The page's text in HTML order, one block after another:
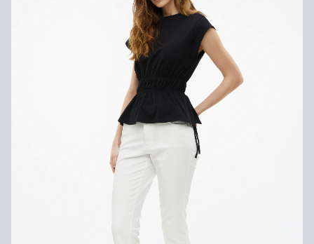
Niet bleken met chloor
Niet geschikt voor de droger
Geen chemische reiniging mogelijk
Normaal wasprogramma 30 °C
Je kunt je artikelen binnen 14 dagen gratis aan ons retourneren.
Als je onze s.Oliver Card hebt, kun je artikelen zelfs binnen 30